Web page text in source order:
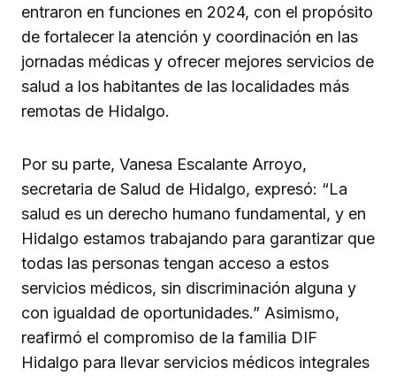
entraron en funciones en 2024, con el propósito
de fortalecer la atención y coordinación en las
jornadas médicas y ofrecer mejores servicios de
salud a los habitantes de las localidades más
remotas de Hidalgo.
Por su parte, Vanesa Escalante Arroyo,
secretaria de Salud de Hidalgo, expresó: “La
salud es un derecho humano fundamental, y en
Hidalgo estamos trabajando para garantizar que
todas las personas tengan acceso a estos
servicios médicos, sin discriminación alguna y
con igualdad de oportunidades.” Asimismo,
reafirmó el compromiso de la familia DIF
Hidalgo para llevar servicios médicos integrales